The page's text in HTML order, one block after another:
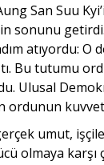
San Suu
sonunu
atıyordu:
Bu tutumu
Ulusal
ordunun
umut,
olmaya karşı